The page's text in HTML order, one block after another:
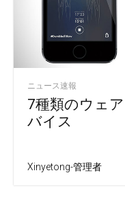
ニュース速報
7種類のウェ
バイス
Xinyetong-管理者